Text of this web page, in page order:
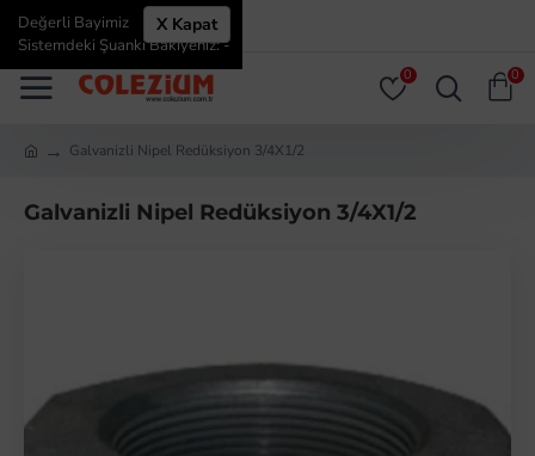
ÜYE GIRIŞI ÜYE OL
0 0
X Kapat
Değerli Bayimiz
Sistemdeki Şuanki Bakiyeniz: -
Galvanizli Nipel Redüksiyon 3/4X1/2
Galvanizli Nipel Redüksiyon 3/4X1/2